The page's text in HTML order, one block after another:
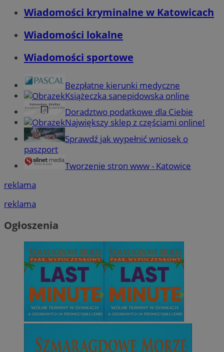
Wiadomości kryminalne w Katowicach
Wiadomości lokalne
Wiadomości sportowe
Bezpłatne kierunki medyczne
Książeczka sanepidowska online
Doradztwo podatkowe dla Ciebie
Największy sklep z częściami online!
Sprawdź jak wypełnić wniosek o
paszport
Tworzenie stron www - Katowice
reklama
reklama
Ogłoszenia